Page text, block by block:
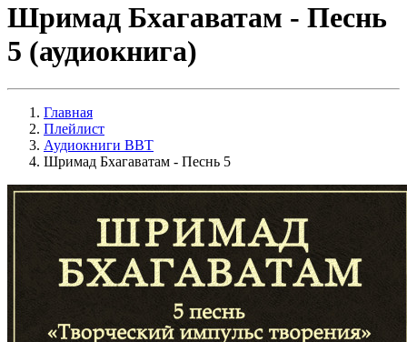
Шримад Бхагаватам - Песнь
5 (аудиокнига)
Главная
Плейлист
Аудиокниги BBT
Шримад Бхагаватам - Песнь 5